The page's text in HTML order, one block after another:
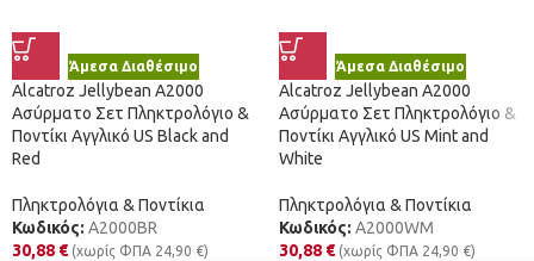
Άμεσα Διαθέσιμο
Alcatroz Jellybean A2000
Ασύρματο Σετ Πληκτρολόγιο &
Ποντίκι Αγγλικό US Black and
Red
Πληκτρολόγια & Ποντίκια
Κωδικός: A2000BR
30,88 € (χωρίς ΦΠΑ 24,90 €)
Άμεσα Διαθέσιμο
Alcatroz Jellybean A2000
Ασύρματο Σετ Πληκτρολόγιο &
Ποντίκι Αγγλικό US Mint and
White
Πληκτρολόγια & Ποντίκια
Κωδικός: A2000WM
30,88 € (χωρίς ΦΠΑ 24,90 €)